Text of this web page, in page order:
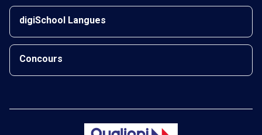
digiSchool Langues
Concours